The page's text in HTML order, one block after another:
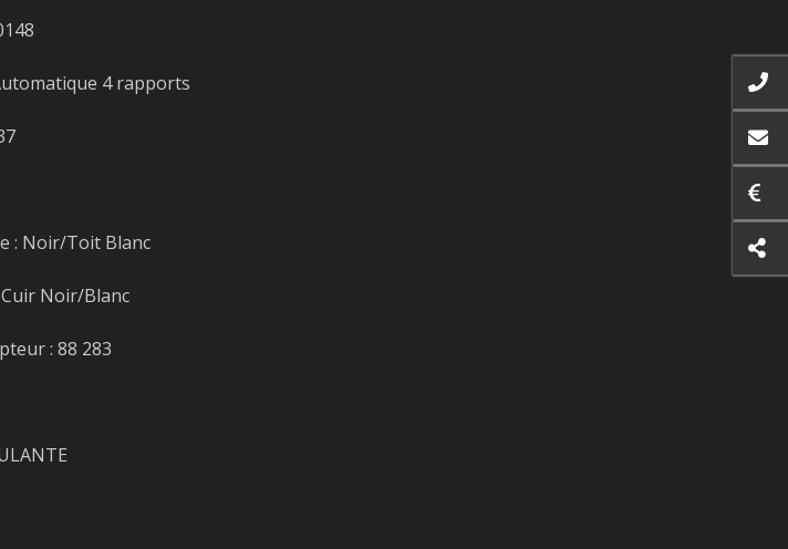
4 rapports
: Noir/Toit Blanc
Noir/Blanc
: 88 283